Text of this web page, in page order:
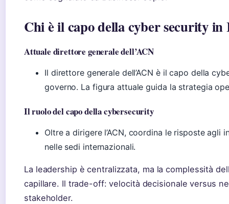
Chi è il capo della cyber security in
Attuale direttore generale dell’ACN
Il direttore generale dell’ACN è il capo della
governo. La figura attuale guida la strategia
Il ruolo del capo della cybersecurity
Oltre a dirigere l’ACN, coordina le risposte agli
nelle sedi internazionali.
La leadership è centralizzata, ma la complessità
capillare. Il trade-off: velocità decisionale versus
stakeholder.